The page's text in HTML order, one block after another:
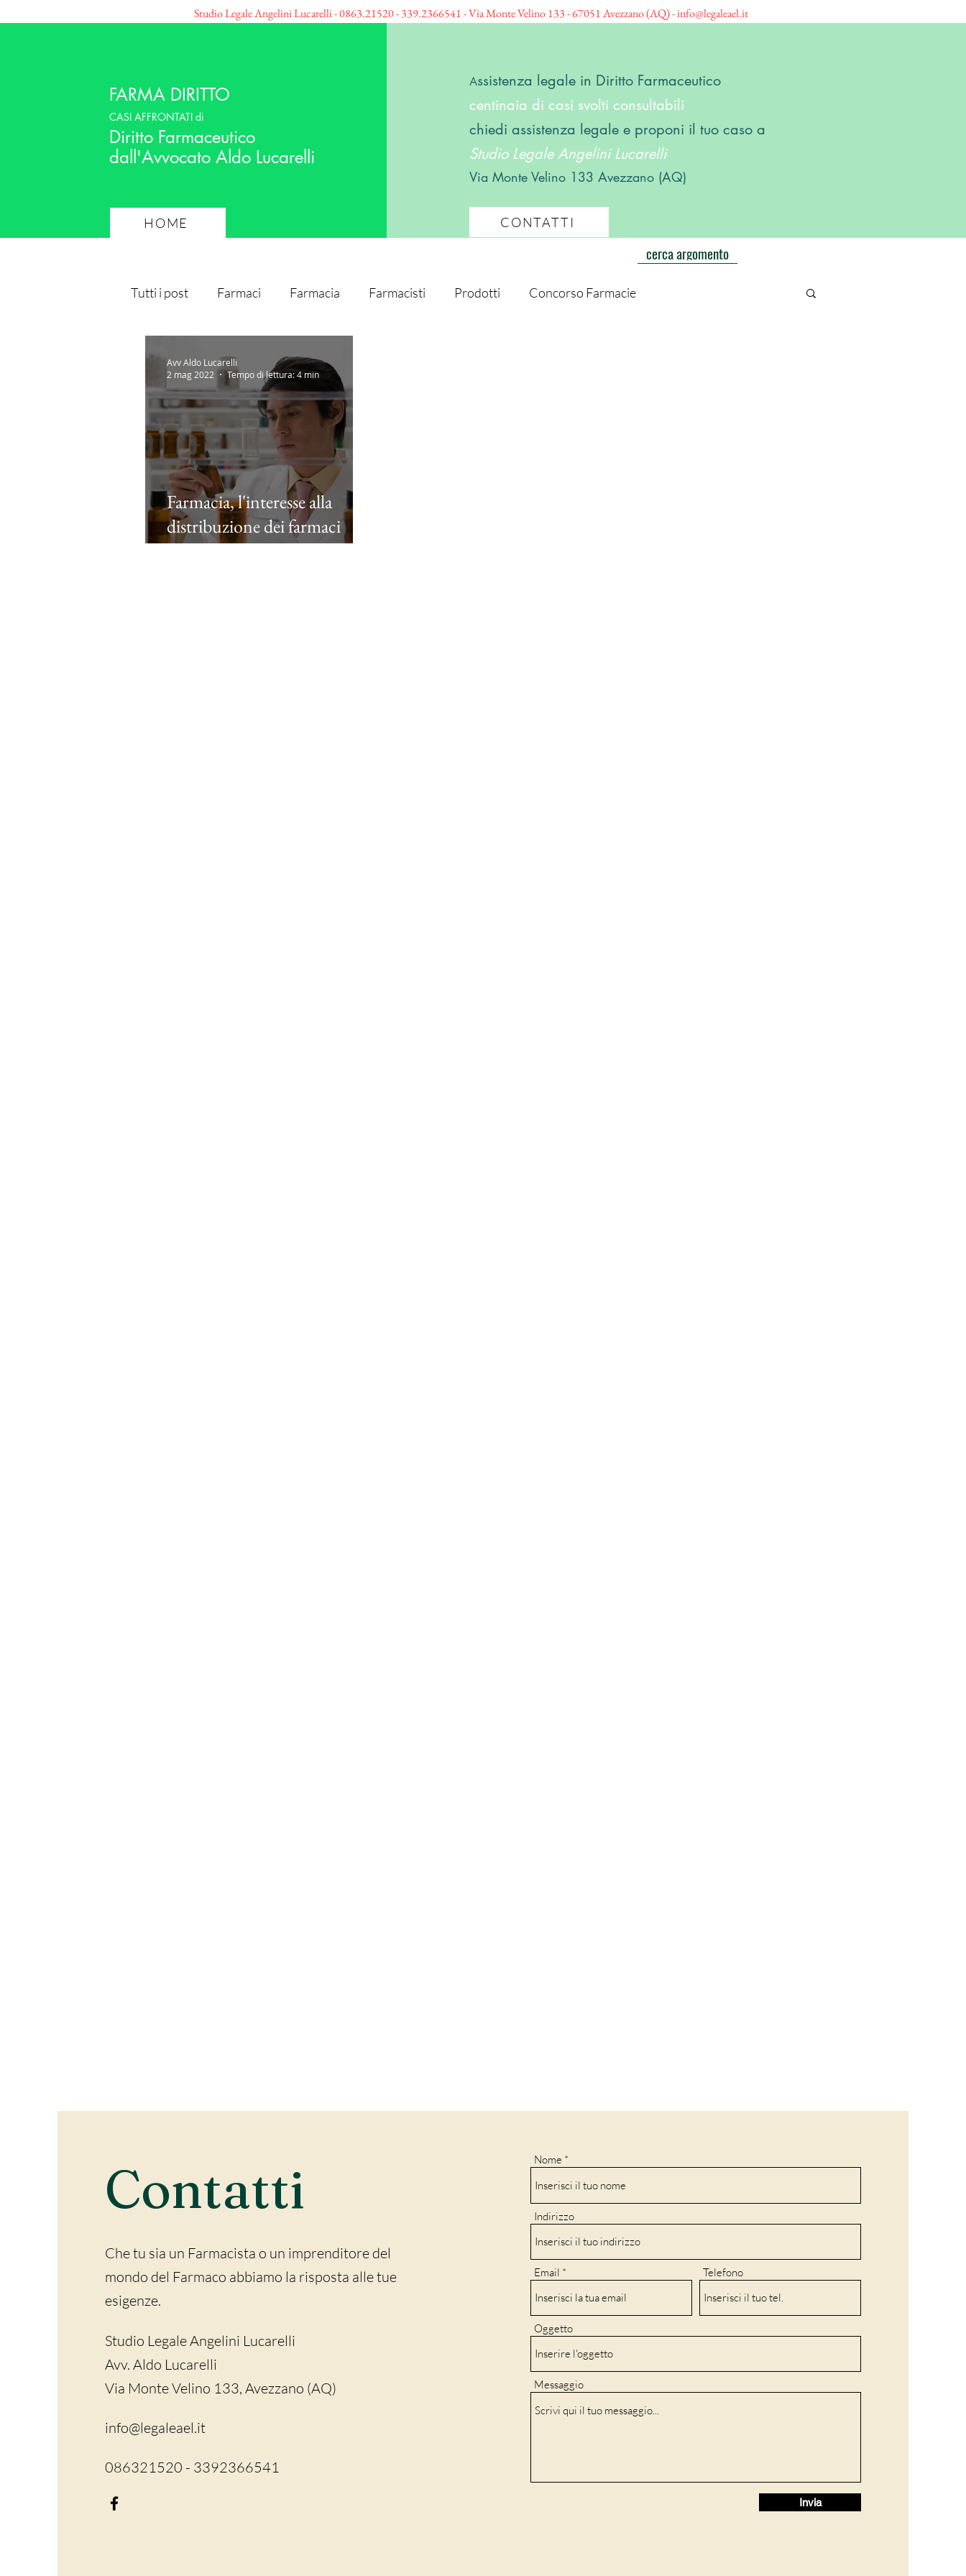
Studio Legale Angelini Lucarelli - 0863.21520 - 339.2366541 - Via Monte Velino 133 - 67051 Avezzano (AQ) -info@legaleael.it
FARMA DIRITTO
CASI AFFRONTATI di
Diritto Farmaceutico
dall'Avvocato Aldo Lucarelli
HOME
Assistenza legale in Diritto Farmaceutico
centinaia di casi svolti consultabili
chiedi assistenza legale e proponi il tuo caso a
Studio Legale Angelini Lucarelli
Via Monte Velino 133 Avezzano (AQ)
CONTATTI
cerca argomento
Tutti i post Farmaci Farmacia Farmacisti Prodotti Concorso Farmacie
Farmacia, l'interesse alla
distribuzione dei farmaci
prevale sull'interesse
Avv Aldo Lucarelli
2 mag 2022
Tempo di lettura: 4 min
Contatti
Che tu sia un Farmacista o un imprenditore del
mondo del Farmaco abbiamo la risposta alle tue
esigenze.
Studio Legale Angelini Lucarelli
Avv. Aldo Lucarelli
Via Monte Velino 133, Avezzano (AQ)
info@legaleael.it
086321520 - 3392366541
Nome
Indirizzo
Email Telefono
Oggetto
Messaggio
Invia